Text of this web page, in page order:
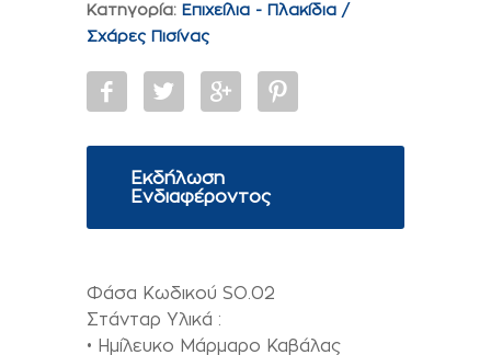
Κατηγορία: Επιχείλια - Πλακίδια /
Σχάρες Πισίνας
Εκδήλωση
Ενδιαφέροντος
Φάσα Κωδικού SO.02
Στάνταρ Υλικά :
• Ημίλευκο Μάρμαρο Καβάλας